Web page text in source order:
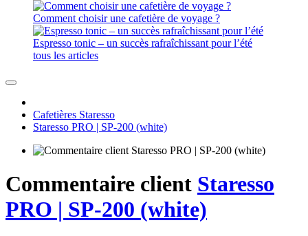
Comment choisir une cafetière de voyage ?
Espresso tonic – un succès rafraîchissant pour l’été
tous les articles
Cafetières Staresso
Staresso PRO | SP-200 (white)
Commentaire client Staresso
PRO | SP-200 (white)